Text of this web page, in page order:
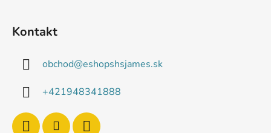
Kontakt
obchod@eshopshsjames.sk
+421948341888